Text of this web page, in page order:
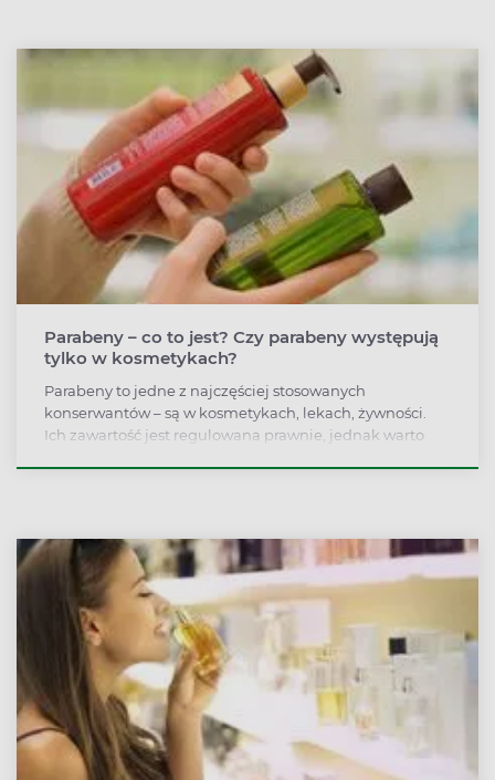
Parabeny – co to jest? Czy parabeny występują
tylko w kosmetykach?
Parabeny to jedne z najczęściej stosowanych
konserwantów – są w kosmetykach, lekach, żywności.
Ich zawartość jest regulowana prawnie, jednak warto